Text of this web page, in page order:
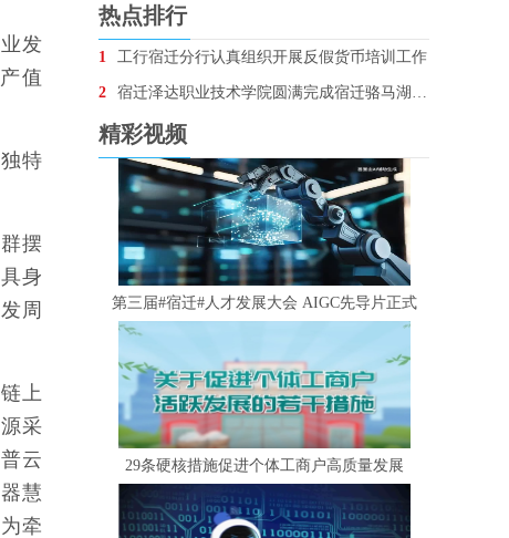
发
值
特
摆
身
周
上
采
云
慧
牵
热点排行
1 工行宿迁分行认真组织开展反假货币培训工作
2 宿迁泽达职业技术学院圆满完成宿迁骆马湖•银河左岸音乐节安保任务
精彩视频
第三届#宿迁#人才发展大会 AIGC先导片正式
29条硬核措施促进个体工商户高质量发展